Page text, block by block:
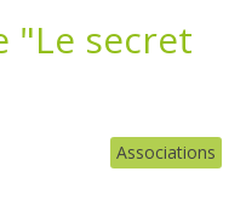
"Le secret
Associations